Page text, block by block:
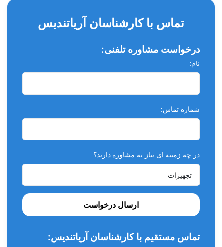
با بهترین کیفیت
تاییدیه و استاندارد ISO
تماس با کارشناسان آریاتندیس
درخواست مشاوره تلفنی:
نام:
شماره تماس:
در چه زمینه ای نیاز به مشاوره دارید؟
ارسال درخواست
تماس مستقیم با کارشناسان آریاتندیس: